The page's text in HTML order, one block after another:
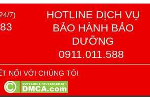
7)
HOTLINE DỊCH VỤ
BẢO HÀNH BẢO
DƯỠNG
0911.011.588
NỐI VỚI CHÚNG TÔI